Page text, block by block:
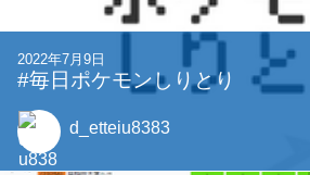
2022年7月9日
#毎日ポケモンしりとり
d_etteiu8383